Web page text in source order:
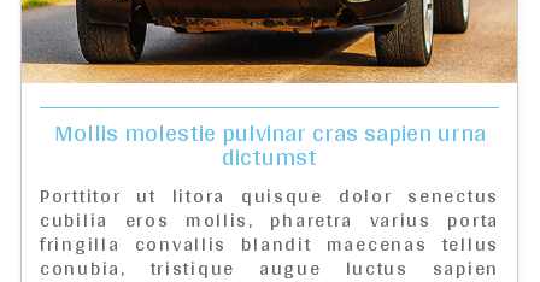
Mollis molestie pulvinar cras sapien urna
dictumst
Porttitor ut litora quisque dolor senectus
cubilia eros mollis, pharetra varius porta
fringilla convallis blandit maecenas tellus
conubia, tristique augue luctus sapien